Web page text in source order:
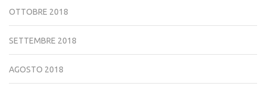
OTTOBRE 2018
SETTEMBRE 2018
AGOSTO 2018